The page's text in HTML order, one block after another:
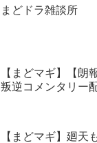
まどドラ雑談所
【まどマギ】【朗
叛逆コメンタリー
【まどマギ】廻天